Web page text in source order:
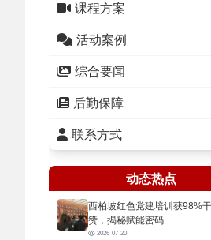
课程方案
活动案例
综合要闻
后勤保障
联系方式
动态热点
西柏坡红色党建培训获98%
赞，揭秘赋能密码
2026-07-20